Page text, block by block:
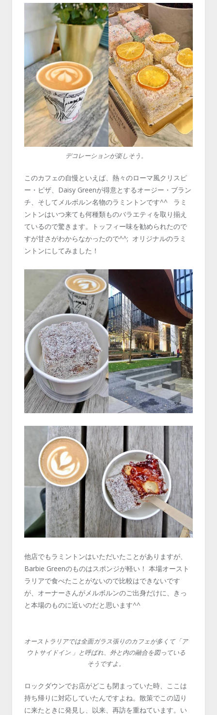
デコレーションが楽しそう。
このカフェの自慢といえば、熱々のローマ風クリスピ
ー・ピザ、Daisy Greenが得意とするオージー・ブラン
チ、そしてメルボルン名物のラミントンです^^ ラミ
ントンはいつ来ても何種類ものバラエティを取り揃え
ているので驚きます。トッフィー味を勧められたので
すが甘さがわからなかったので^^; オリジナルのラミ
ントンにしてみました！
他店でもラミントンはいただいたことがありますが、
Barbie Greenのものはスポンジが軽い！ 本場オースト
ラリアで食べたことがないので比較はできないです
が、オーナーさんがメルボルンのご出身だけに、きっ
と本場のものに近いのだと思います^^
オーストラリアでは全面ガラス張りのカフェが多くて「ア
ウトサイドイン 」と呼ばれ、外と内の融合を図っている
そうですよ。
ロックダウンでお店がどこも閉まっていた時、ここは
持ち帰りに対応していたんですよね。散策でこの辺り
に来たときに発見し、以来、再訪を重ねています。い